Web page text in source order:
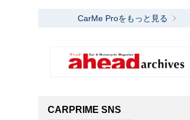
CarMe Proをもっと見る
CARPRIME SNS